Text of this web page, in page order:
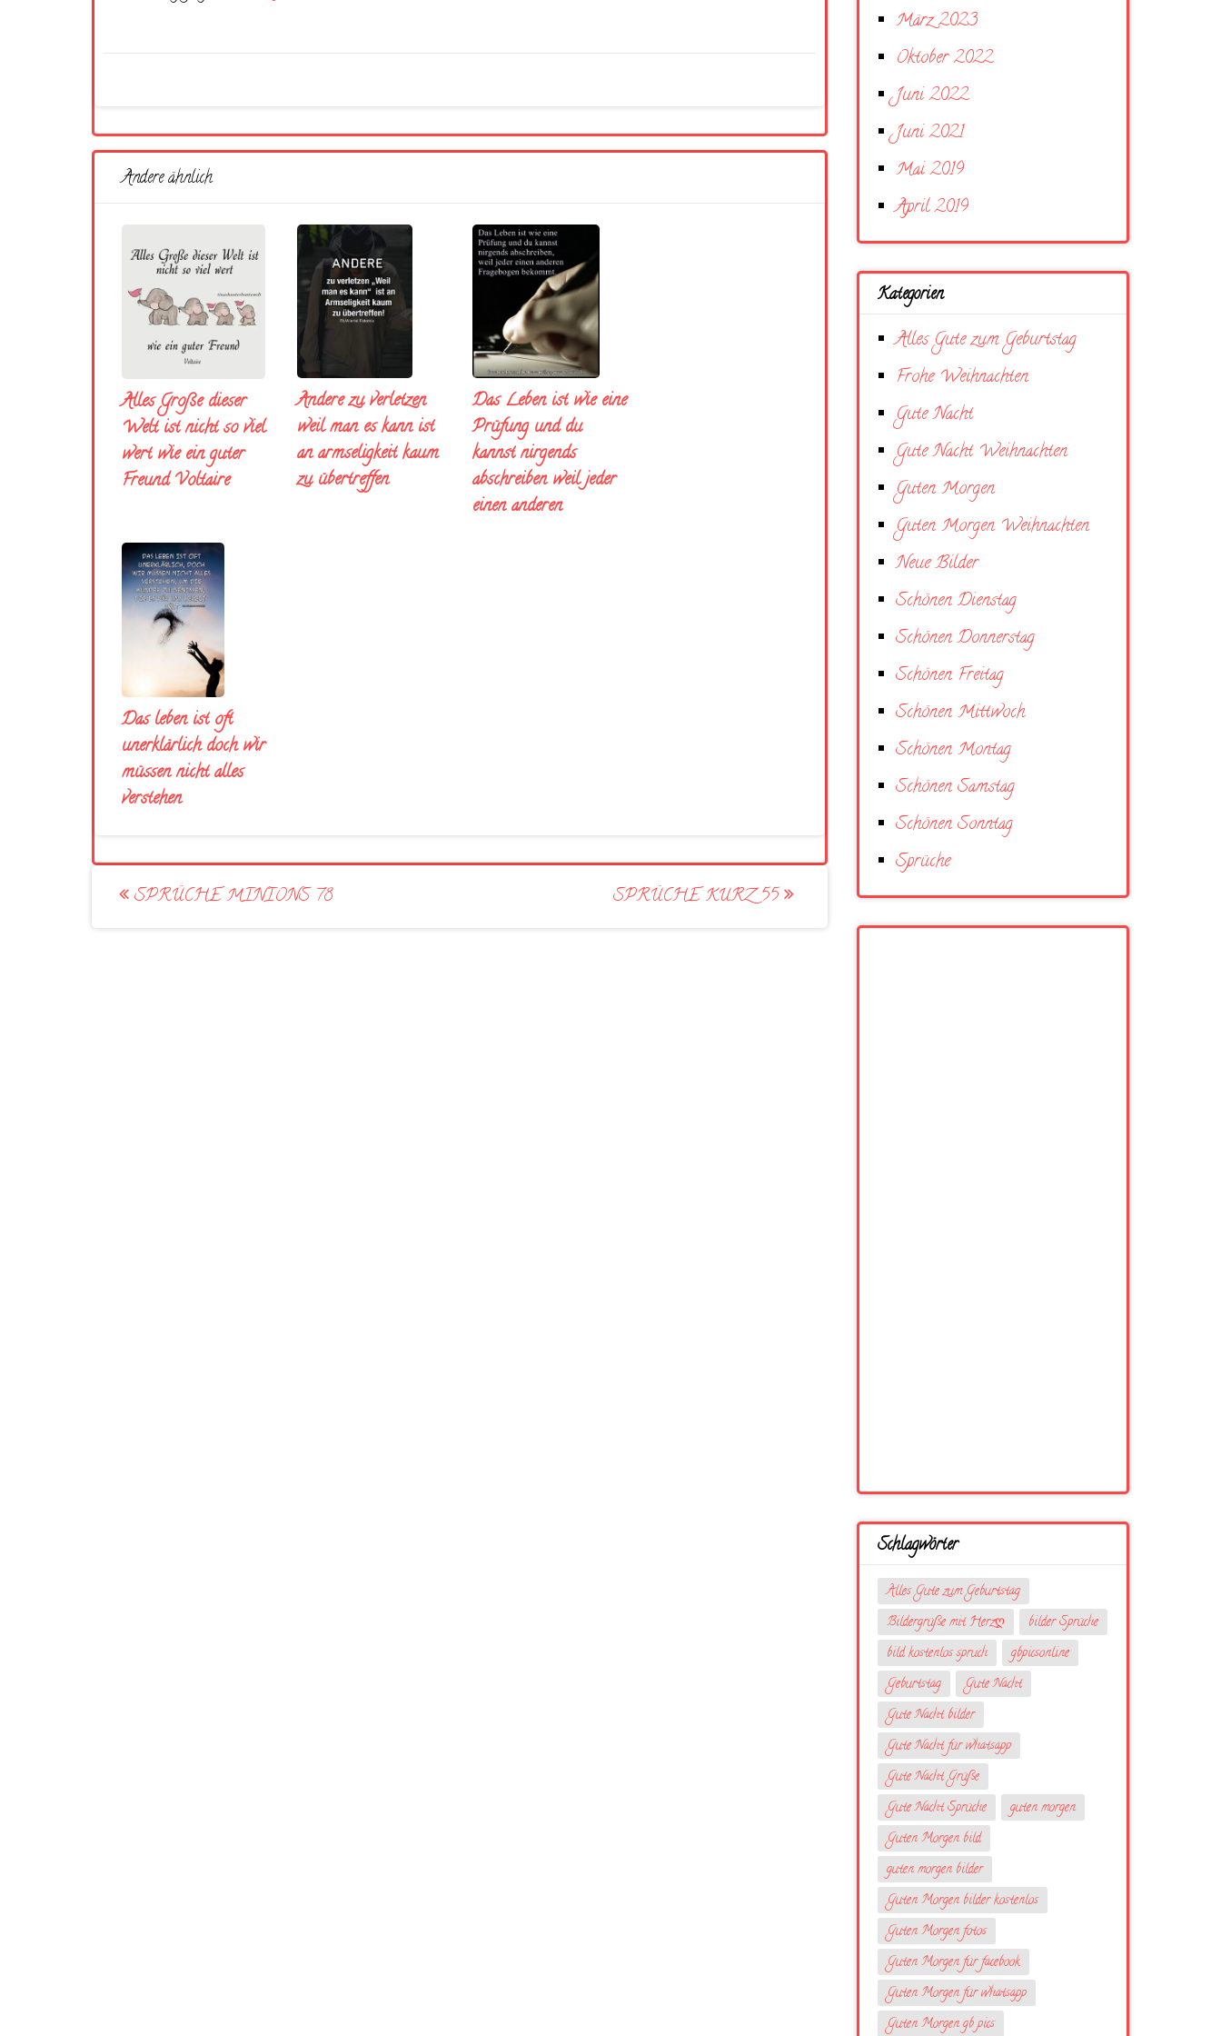
Andere ähnlich
Alles Große dieser
Welt ist nicht so viel
wert wie ein guter
Freund Voltaire
Andere zu verletzen
weil man es kann ist
an armseligkeit kaum
zu übertreffen
Das Leben ist wie eine
Prüfung und du
kannst nirgends
abschreiben weil jeder
einen anderen
Das leben ist oft
unerklärlich doch wir
müssen nicht alles
verstehen
Post
SPRÜCHE MINIONS 78 SPRÜCHE KURZ 55
März 2023
Oktober 2022
Juni 2022
Juni 2021
Mai 2019
April 2019
Kategorien
Alles Gute zum Geburtstag
Frohe Weihnachten
Gute Nacht
Gute Nacht Weihnachten
Guten Morgen
Guten Morgen Weihnachten
Neue Bilder
Schönen Dienstag
Schönen Donnerstag
Schönen Freitag
Schönen Mittwoch
Schönen Montag
Schönen Samstag
Schönen Sonntag
Sprüche
Schlagwörter
Alles Gute zum Geburtstag
Bildergrüße mit Herzღ
bilder Sprüche
bild kostenlos spruch
gbpicsonline
Geburtstag
Gute Nacht
Gute Nacht bilder
Gute Nacht für whatsapp
Gute Nacht Grüße
Gute Nacht Sprüche
guten morgen
Guten Morgen bild
guten morgen bilder
Guten Morgen bilder kostenlos
Guten Morgen fotos
Guten Morgen für facebook
Guten Morgen für whatsapp
Guten Morgen gb pics